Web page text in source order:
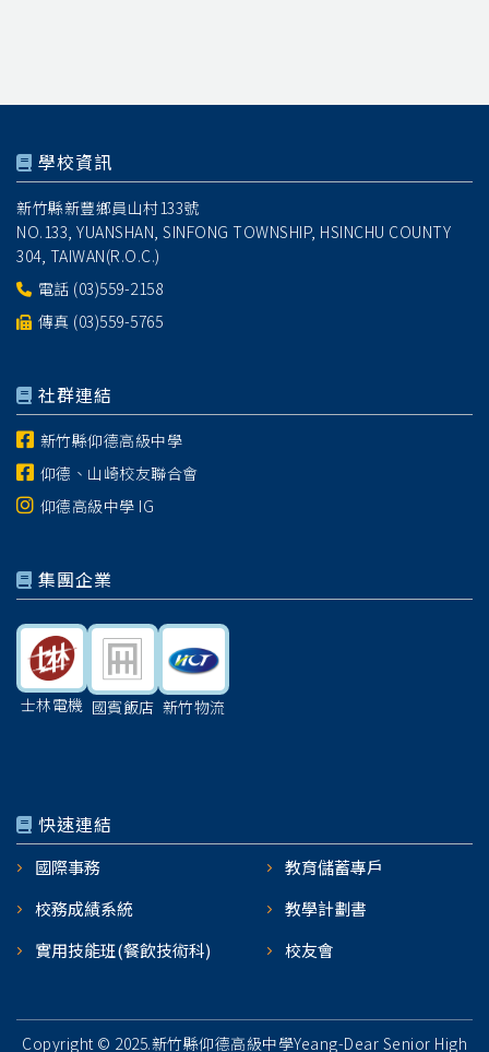
學校資訊
新竹縣新豐鄉員山村133號
NO.133, YUANSHAN, SINFONG TOWNSHIP, HSINCHU COUNTY
304, TAIWAN(R.O.C.)
電話 (03)559-2158
傳真 (03)559-5765
社群連結
新竹縣仰德高級中學
仰德、山崎校友聯合會
仰德高級中學 IG
集團企業
士林電機 國賓飯店 新竹物流
快速連結
國際事務
教育儲蓄專戶
校務成績系統
教學計劃書
實用技能班(餐飲技術科)
校友會
Copyright © 2025.新竹縣仰德高級中學Yeang-Dear Senior High